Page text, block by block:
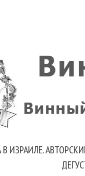
ИЗРАИЛЕ.